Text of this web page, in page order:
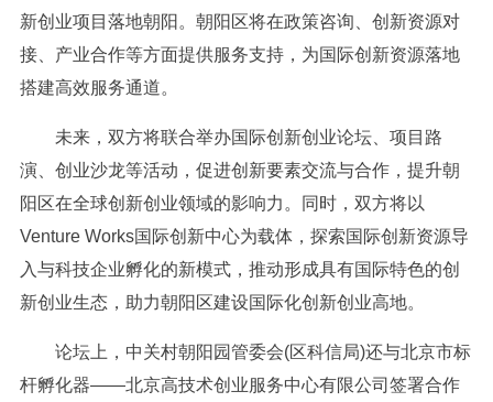
新创业项目落地朝阳。朝阳区将在政策咨询、创新资源对
接、产业合作等方面提供服务支持，为国际创新资源落地
搭建高效服务通道。
未来，双方将联合举办国际创新创业论坛、项目路
演、创业沙龙等活动，促进创新要素交流与合作，提升朝
阳区在全球创新创业领域的影响力。同时，双方将以
Venture Works国际创新中心为载体，探索国际创新资源导
入与科技企业孵化的新模式，推动形成具有国际特色的创
新创业生态，助力朝阳区建设国际化创新创业高地。
论坛上，中关村朝阳园管委会(区科信局)还与北京市标
杆孵化器——北京高技术创业服务中心有限公司签署合作